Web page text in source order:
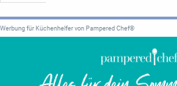
Werbung für Küchenhelfer von Pampered Chef®